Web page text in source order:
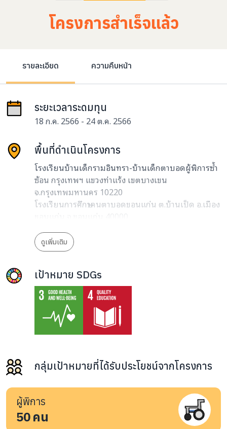
โครงการสำเร็จแล้ว
รายละเอียด ความคืบหน้า
ระยะเวลาระดมทุน
18 ก.ค. 2566 - 24 ต.ค. 2566
พื้นที่ดำเนินโครงการ
โรงเรียนบ้านเด็กรามอินทรา-บ้านเด็กตาบอดผู้พิการซ้ำ
ซ้อน กรุงเทพฯ แขวงท่าแร้ง เขตบางเขน
จ.กรุงเทพมหานคร 10220
โรงเรียนการศึกษาคนตาบอดขอนแก่น ต.บ้านเป็ด อ.เมือง
ขอนแก่น จ.ขอนแก่น 40000
โรงเรียนการศึกษาคนตาบอด แม่สาย ต.ศรีเมืองชุม
โรงเรียนการศึกษาคนตาบอด นครราชสีมา ต.บ้านใหม่
อ.เมืองนครราชสีมา จ.นครราชสีมา 30000
โรงเรียนธรรมิกวิทยา เพชรบุรี ต.สระพัง อ.เขาย้อย
จ.เพชรบุรี 76140
โรงเรียนการศึกษาเด็กตาบอดพิการซ้ำซ้อน ชะอำ ต.เขา
ใหญ่ อ.ชะอำ จ.เพชรบุรี 76120
ร้อยเอ็ด จ.ร้อยเอ็ด 45000
โรงเรียนการศึกษาคนตาบอดและคนตาบอดพิการซ้ำซ้อน
ลพบุรี ต.นิคมสร้างตนเอง อ.เมืองลพบุรี จ.ลพบุรี 15000
โรงเรียนการศึกษาคนตาบอดธรรมสากลหาดใหญ่ ต.ควน
ลัง อ.หาดใหญ่ จ.สงขลา 90110
ดูเพิ่มเติม
เป้าหมาย SDGs
กลุ่มเป้าหมายที่ได้รับประโยชน์จากโครงการ
ผู้พิการ
50คน